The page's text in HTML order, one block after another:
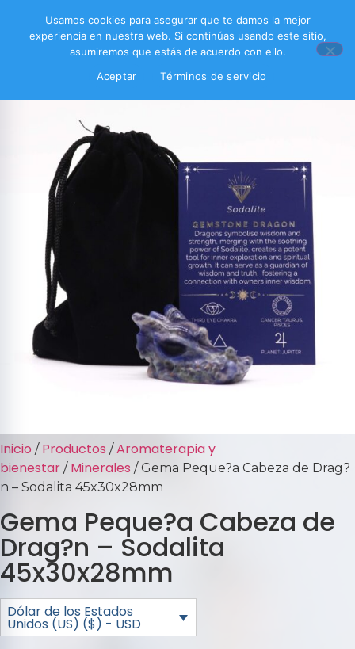
Inicio / Productos /Aromaterapia y
bienestar / Minerales / Gema Peque?a Cabeza de Drag?
n – Sodalita 45x30x28mm
Gema Peque?a Cabeza de
Drag?n – Sodalita
45x30x28mm
Dólar de los Estados
Unidos (US) ($) - USD
Usamos cookies para asegurar que te damos la mejor
experiencia en nuestra web. Si continúas usando este sitio,
asumiremos que estás de acuerdo con ello.
Aceptar
Términos de servicio